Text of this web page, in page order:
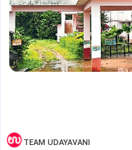
TEAM UDAYAVANI